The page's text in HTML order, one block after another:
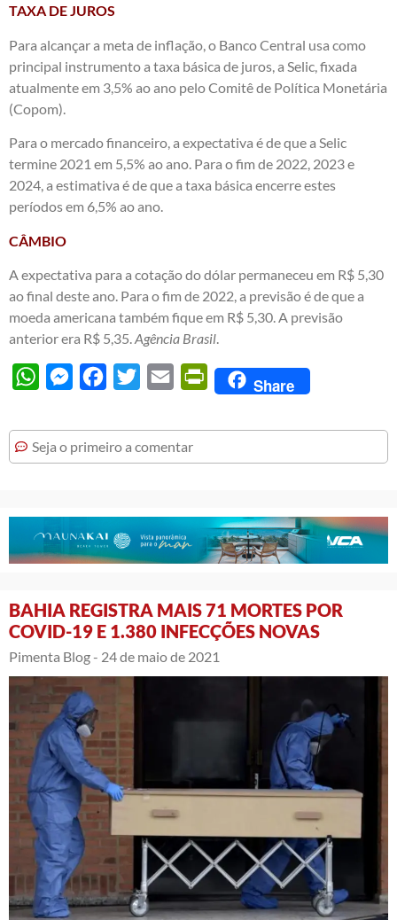
TAXA DE JUROS
Para alcançar a meta de inflação, o Banco Central usa como
principal instrumento a taxa básica de juros, a Selic, fixada
atualmente em 3,5% ao ano pelo Comitê de Política Monetária
(Copom).
Para o mercado financeiro, a expectativa é de que a Selic
termine 2021 em 5,5% ao ano. Para o fim de 2022, 2023 e
2024, a estimativa é de que a taxa básica encerre estes
períodos em 6,5% ao ano.
CÂMBIO
A expectativa para a cotação do dólar permaneceu em R$ 5,30
ao final deste ano. Para o fim de 2022, a previsão é de que a
moeda americana também fique em R$ 5,30. A previsão
anterior era R$ 5,35.Agência Brasil.
WhatsAppMessengerFacebook
Twitter Email PrintFriendly
Share
Seja o primeiro a comentar
BAHIA REGISTRA MAIS 71 MORTES POR
COVID-19 E 1.380 INFECÇÕES NOVAS
Pimenta Blog - 24 de maio de 2021